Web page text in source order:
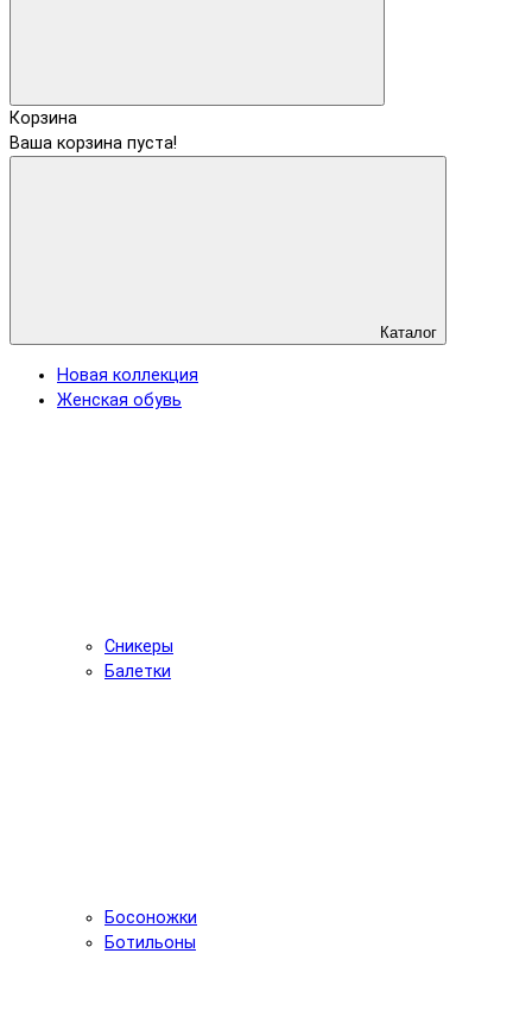
Корзина
Ваша корзина пуста!
Каталог
Новая коллекция
Женская обувь
Сникеры
Балетки
Босоножки
Ботильоны